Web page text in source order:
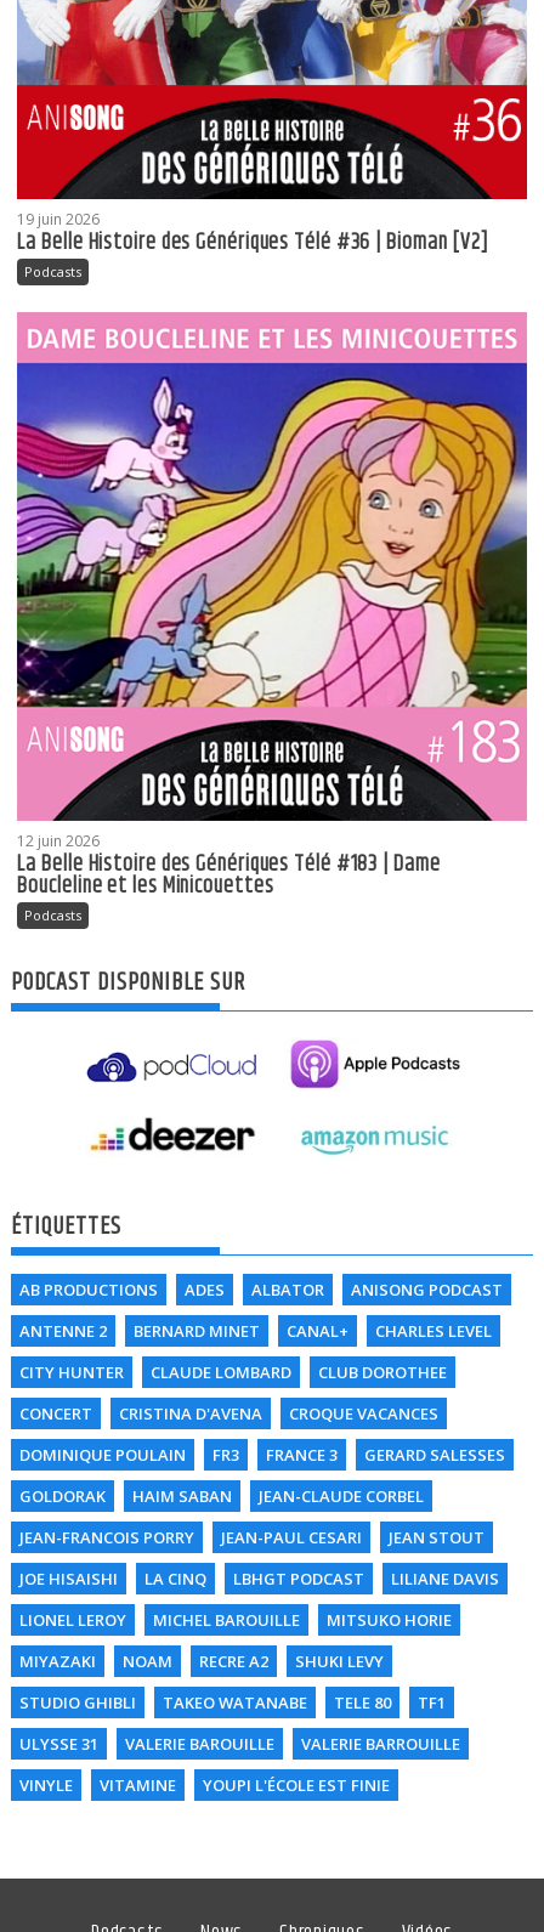
19 juin 2026
La Belle Histoire des Génériques Télé #36 | Bioman [V2]
Podcasts
12 juin 2026
La Belle Histoire des Génériques Télé #183 | Dame
Boucleline et les Minicouettes
Podcasts
PODCAST DISPONIBLE SUR
ÉTIQUETTES
AB PRODUCTIONS ADES ALBATOR
ANISONG PODCAST
ANTENNE 2
BERNARD MINET CANAL+
CHARLES LEVEL
CITY HUNTER
CLAUDE LOMBARD
CLUB DOROTHEE
CONCERT
CRISTINA D'AVENA
CROQUE VACANCES
DOMINIQUE POULAIN
FR3 FRANCE 3
GERARD SALESSES
GOLDORAK
HAIM SABAN
JEAN-CLAUDE CORBEL
JEAN-FRANCOIS PORRY
JEAN-PAUL CESARI
JEAN STOUT
JOE HISAISHI
LA CINQ LBHGT PODCAST
LILIANE DAVIS
LIONEL LEROY
MICHEL BAROUILLE
MITSUKO HORIE
MIYAZAKI
NOAM RECRE A2
SHUKI LEVY
STUDIO GHIBLI
TAKEO WATANABE TELE 80
TF1
ULYSSE 31
VALERIE BAROUILLE
VALERIE BARROUILLE
VINYLE
VITAMINE YOUPI L'ÉCOLE EST FINIE